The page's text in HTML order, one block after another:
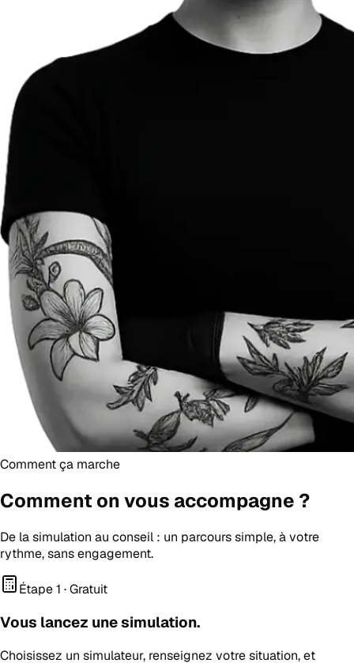
Comment ça marche
Comment on vous accompagne ?
De la simulation au conseil : un parcours simple, à votre
rythme, sans engagement.
Étape 1 · Gratuit
Vous lancez une simulation.
Choisissez un simulateur, renseignez votre situation, et